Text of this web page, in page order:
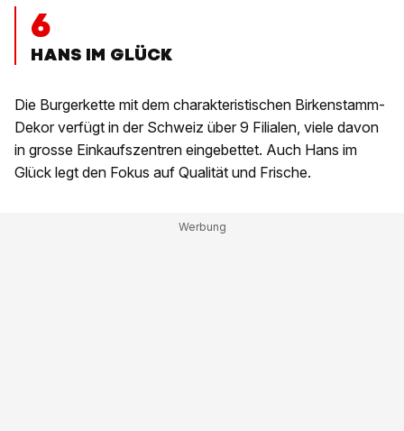
6
HANS IM GLÜCK
Die Burgerkette mit dem charakteristischen Birkenstamm-
Dekor verfügt in der Schweiz über 9 Filialen, viele davon
in grosse Einkaufszentren eingebettet. Auch Hans im
Glück legt den Fokus auf Qualität und Frische.